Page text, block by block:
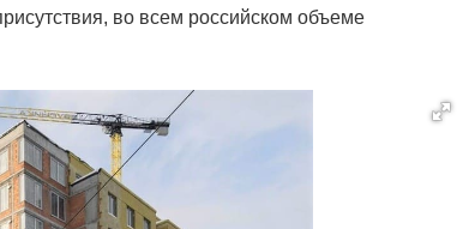
во всем российском объеме